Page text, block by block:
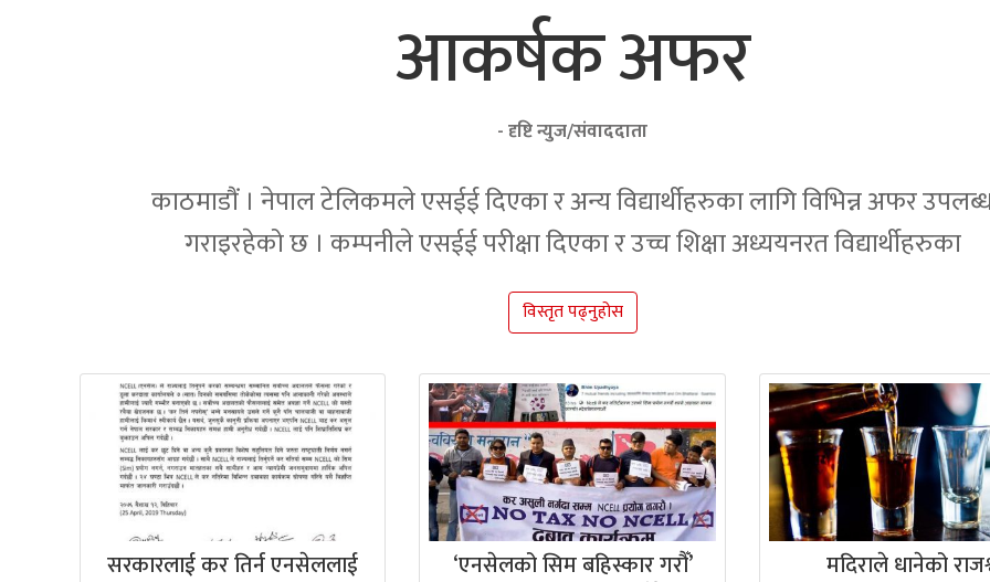
आकर्षक अफर
- दृष्टि न्युज/संवाददाता
काठमाडौं । नेपाल टेलिकमले एसईई दिएका र अन्य विद्यार्थीहरुका लागि विभिन्न अफर
गराइरहेको छ । कम्पनीले एसईई परीक्षा दिएका र उच्च शिक्षा अध्ययनरत विद्यार्थीहरुका
विस्तृत पढ्नुहोस
सरकारलाई कर तिर्न एनसेललाई
‘एनसेलको सिम बहिस्कार गरौँ’
मदिराले धानेको